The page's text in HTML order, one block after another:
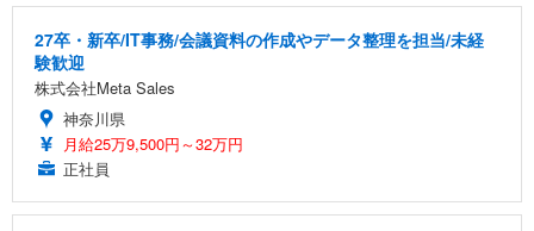
27卒・新卒/IT事務/会議資料の作成やデータ整理を担当/未経
験歓迎
株式会社Meta Sales
神奈川県
月給25万9,500円～32万円
正社員